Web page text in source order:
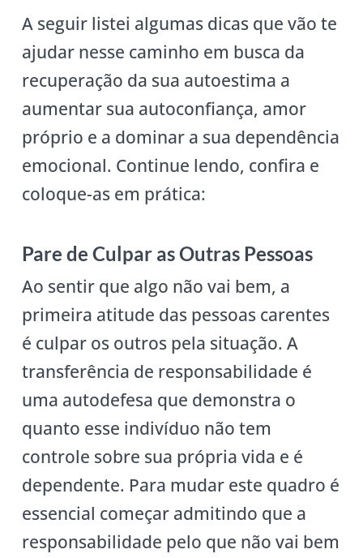
A seguir listei algumas dicas que vão te
ajudar nesse caminho em busca da
recuperação da sua autoestima a
aumentar sua autoconfiança, amor
próprio e a dominar a sua dependência
emocional. Continue lendo, confira e
coloque-as em prática:
Pare de Culpar as Outras Pessoas
Ao sentir que algo não vai bem, a
primeira atitude das pessoas carentes
é culpar os outros pela situação. A
transferência de responsabilidade é
uma autodefesa que demonstra o
quanto esse indivíduo não tem
controle sobre sua própria vida e é
dependente. Para mudar este quadro é
essencial começar admitindo que a
responsabilidade pelo que não vai bem